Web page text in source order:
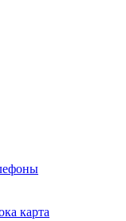
карта